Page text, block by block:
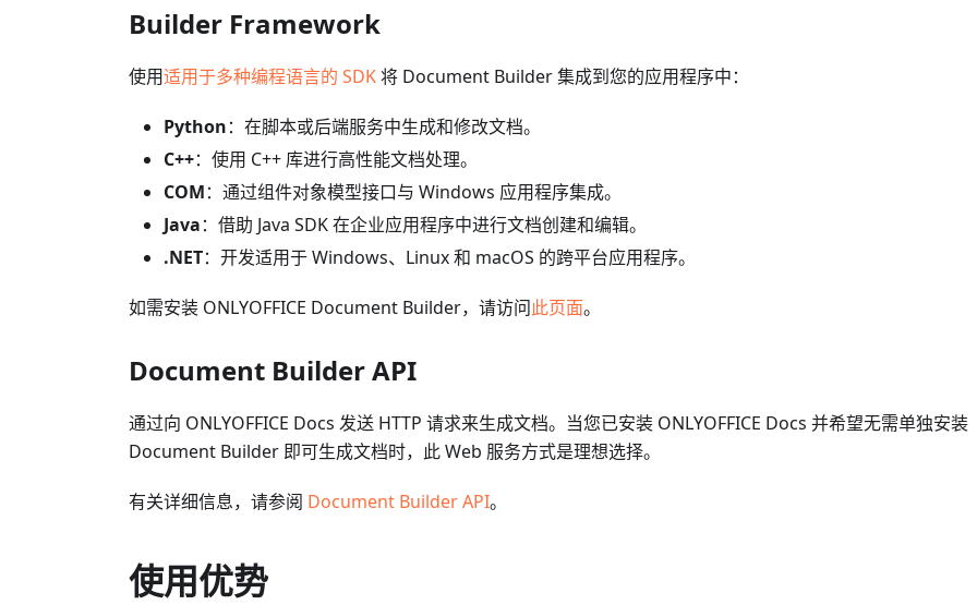
Builder Framework
使用适用于多种编程语言的 SDK将 Document Builder 集成到您的应用程序中：
Python：在脚本或后端服务中生成和修改文档。
C++：使用 C++ 库进行高性能文档处理。
COM：通过组件对象模型接口与 Windows 应用程序集成。
Java：借助 Java SDK 在企业应用程序中进行文档创建和编辑。
.NET：开发适用于 Windows、Linux 和 macOS 的跨平台应用程序。
如需安装 ONLYOFFICE Document Builder，请访问此页面。
Document Builder API
通过向 ONLYOFFICE Docs 发送 HTTP 请求来生成文档。当您已安装 ONLYOFFICE Docs 并希望无需单独安装
Document Builder 即可生成文档时，此 Web 服务方式是理想选择。
有关详细信息，请参阅 Document Builder API。
使用优势